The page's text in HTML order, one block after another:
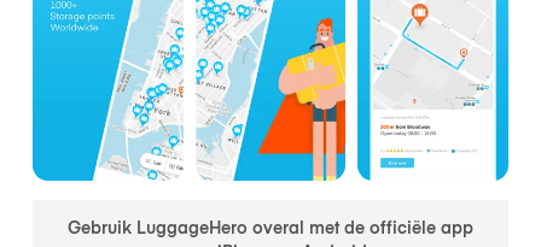
Gebruik LuggageHero overal met de officiële app